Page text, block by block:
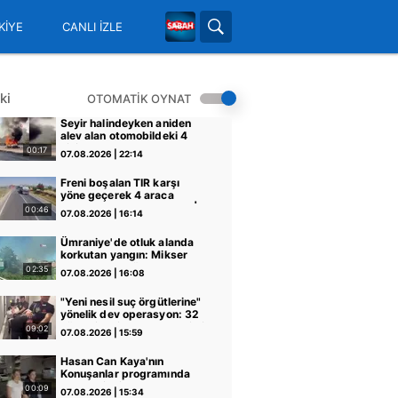
CANLI İZLE
OTOMATİK OYNAT
00:17
Seyir halindeyken aniden
alev alan otomobildeki 4
kişi yaralandı
07.08.2026 | 22:14
00:46
Freni boşalan TIR karşı
yöne geçerek 4 araca
çarptı! O anlar kamerada |
Video
07.08.2026 | 16:14
02:35
Ümraniye'de otluk alanda
korkutan yangın: Mikser
hortumuyla müdahale
edildi | Video
07.08.2026 | 16:08
09:02
"Yeni nesil suç örgütlerine"
yönelik dev operasyon: 32
şüpheli adliyeye sevk edildi
| Video
07.08.2026 | 15:59
00:09
Hasan Can Kaya'nın
Konuşanlar programında
çalışma izni bulunmayan
07.08.2026 | 15:34